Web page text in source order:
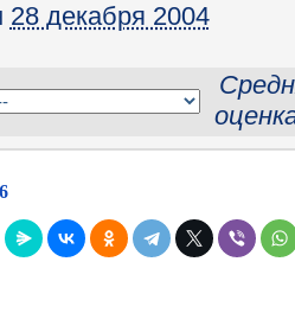
28 декабря 2004